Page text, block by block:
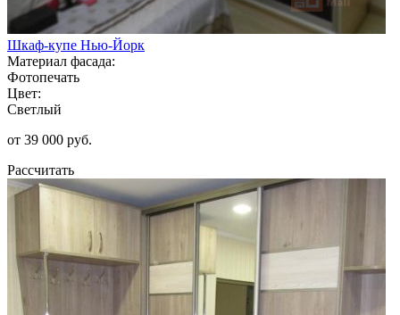
Шкаф-купе Нью-Йорк
Материал фасада:
Фотопечать
Цвет:
Светлый
от 39 000 руб.
Рассчитать